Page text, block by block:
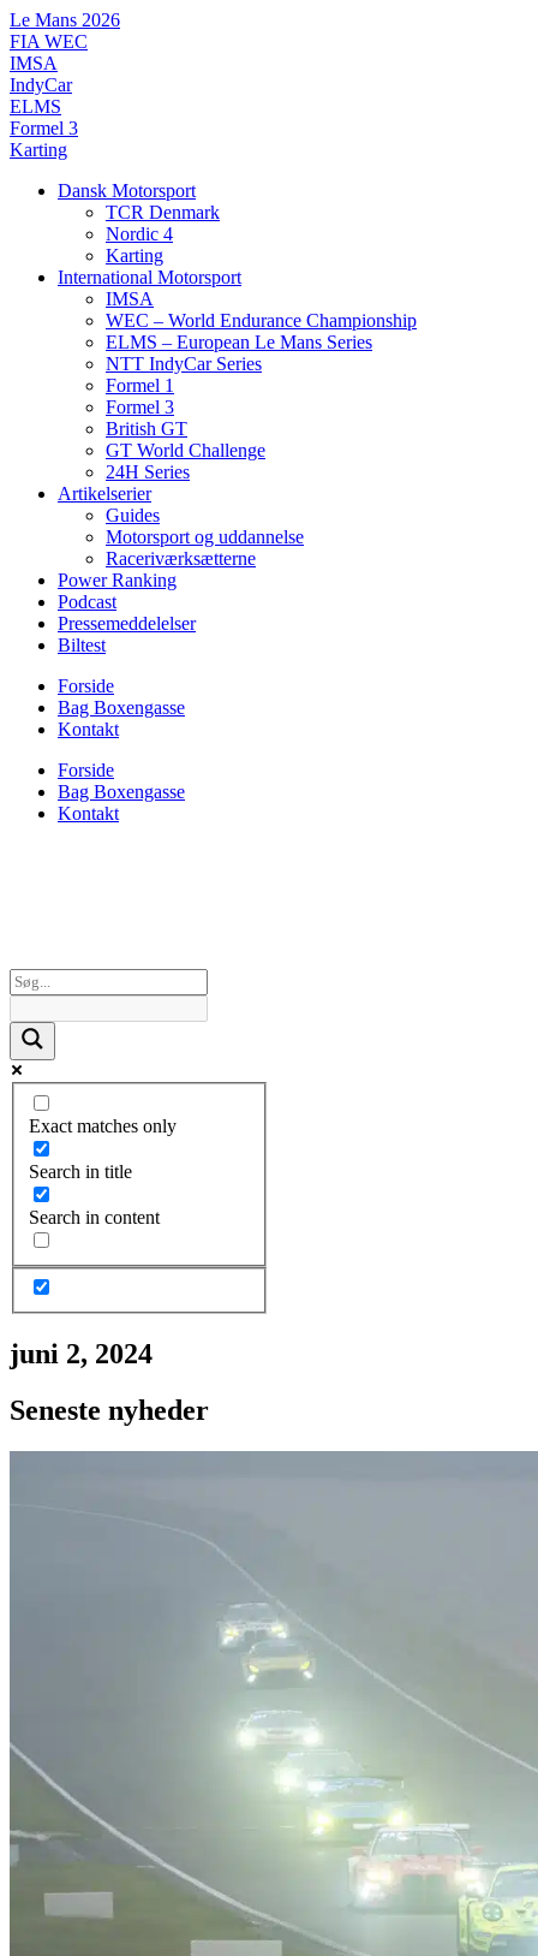
Videre
til
indhold
Le Mans 2026
FIA WEC
IMSA
IndyCar
ELMS
Formel 3
Karting
Dansk Motorsport
TCR Denmark
Nordic 4
Karting
International Motorsport
IMSA
WEC – World Endurance Championship
ELMS – European Le Mans Series
NTT IndyCar Series
Formel 1
Formel 3
British GT
GT World Challenge
24H Series
Artikelserier
Guides
Motorsport og uddannelse
Raceriværksætterne
Power Ranking
Podcast
Pressemeddelelser
Biltest
Forside
Bag Boxengasse
Kontakt
Forside
Bag Boxengasse
Kontakt
Exact matches only
Search in title
Search in content
juni 2, 2024
Seneste nyheder